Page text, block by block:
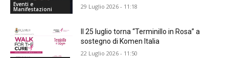
Eventi e
Manifestazioni 29 Luglio 2026 - 11:18
Il 25 luglio torna “Terminillo in Rosa” a
sostegno di Komen Italia
22 Luglio 2026 - 11:50